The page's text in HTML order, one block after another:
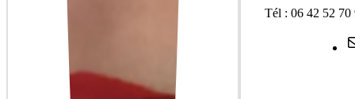
Tél : 06 42 52 70